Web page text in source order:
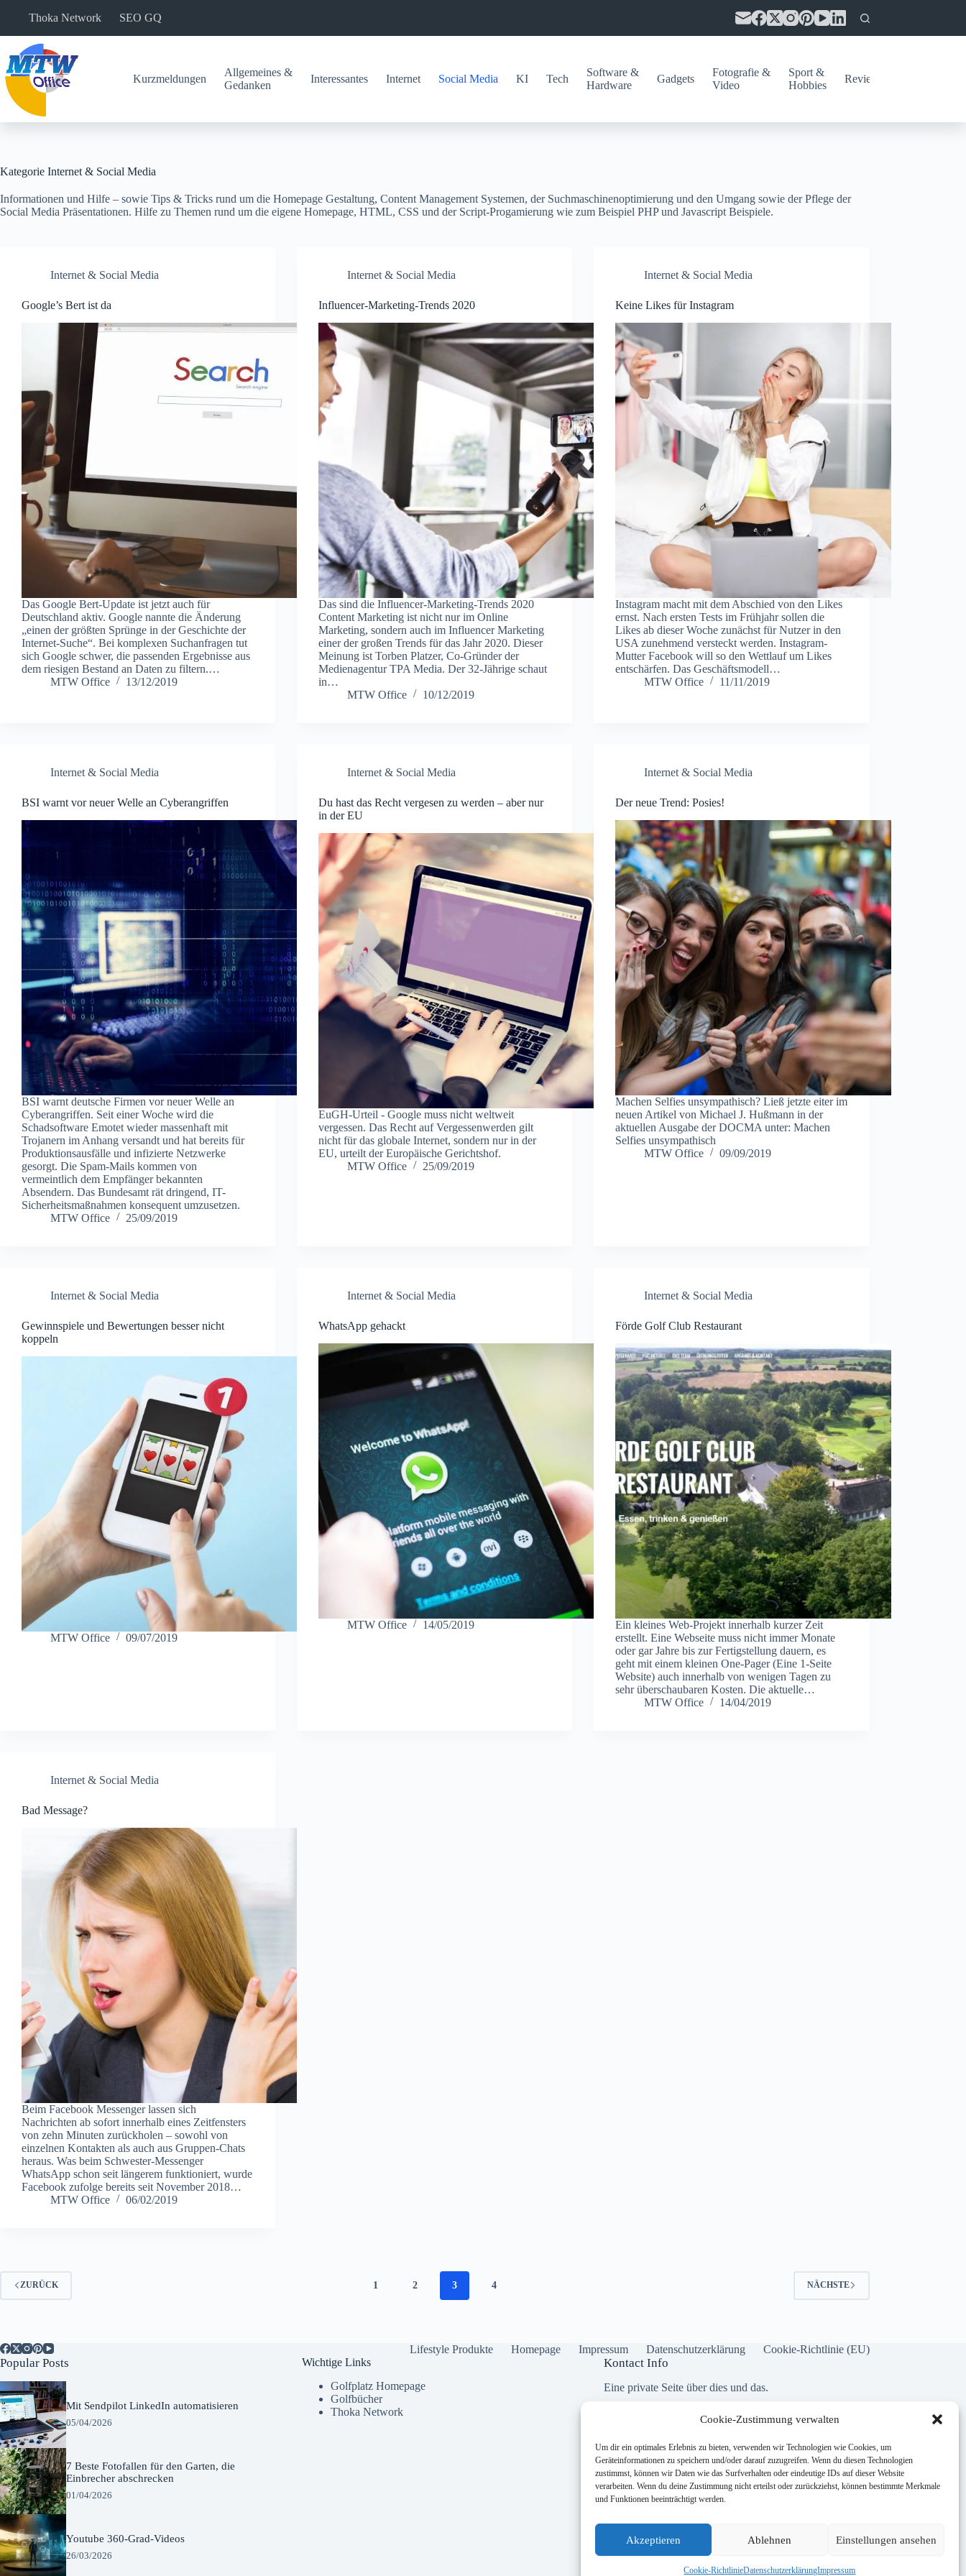
Cookie-Zustimmung verwalten
Um dir ein optimales Erlebnis zu bieten, verwenden wir Technologien wie Cookies, um
Geräteinformationen zu speichern und/oder darauf zuzugreifen. Wenn du diesen Technologien
zustimmst, können wir Daten wie das Surfverhalten oder eindeutige IDs auf dieser Website
verarbeiten. Wenn du deine Zustimmung nicht erteilst oder zurückziehst, können bestimmte Merkmale
und Funktionen beeinträchtigt werden.
Akzeptieren Ablehnen Einstellungen ansehen
Cookie-RichtlinieDatenschutzerklärungImpressum
Thoka Network SEO GQ
Kurzmeldungen
Allgemeines &
Gedanken
Interessantes Internet Social Media KI Tech
Software &
Hardware
Gadgets
Fotografie &
Video
Sport &
Hobbies
Reviews
Kategorie Internet & Social Media
Informationen und Hilfe – sowie Tips & Tricks rund um die Homepage Gestaltung, Content Management Systemen, der Suchmaschinenoptimierung und den Umgang sowie der Pflege der
Social Media Präsentationen. Hilfe zu Themen rund um die eigene Homepage, HTML, CSS und der Script-Progamierung wie zum Beispiel PHP und Javascript Beispiele.
Internet & Social Media
Google’s Bert ist da
Das Google Bert-Update ist jetzt auch für
Deutschland aktiv. Google nannte die Änderung
„einen der größten Sprünge in der Geschichte der
Internet-Suche“. Bei komplexen Suchanfragen tut
sich Google schwer, die passenden Ergebnisse aus
dem riesigen Bestand an Daten zu filtern.…
MTW Office
13/12/2019
Internet & Social Media
Influencer-Marketing-Trends 2020
Das sind die Influencer-Marketing-Trends 2020
Content Marketing ist nicht nur im Online
Marketing, sondern auch im Influencer Marketing
einer der großen Trends für das Jahr 2020. Dieser
Meinung ist Torben Platzer, Co-Gründer der
Medienagentur TPA Media. Der 32-Jährige schaut
in…
MTW Office
10/12/2019
Internet & Social Media
Keine Likes für Instagram
Instagram macht mit dem Abschied von den Likes
ernst. Nach ersten Tests im Frühjahr sollen die
Likes ab dieser Woche zunächst für Nutzer in den
USA zunehmend versteckt werden. Instagram-
Mutter Facebook will so den Wettlauf um Likes
entschärfen. Das Geschäftsmodell…
MTW Office
11/11/2019
Internet & Social Media
BSI warnt vor neuer Welle an Cyberangriffen
BSI warnt deutsche Firmen vor neuer Welle an
Cyberangriffen. Seit einer Woche wird die
Schadsoftware Emotet wieder massenhaft mit
Trojanern im Anhang versandt und hat bereits für
Produktionsausfälle und infizierte Netzwerke
gesorgt. Die Spam-Mails kommen von
vermeintlich dem Empfänger bekannten
Absendern. Das Bundesamt rät dringend, IT-
Sicherheitsmaßnahmen konsequent umzusetzen.
MTW Office
25/09/2019
Internet & Social Media
Du hast das Recht vergesen zu werden – aber nur
in der EU
EuGH-Urteil - Google muss nicht weltweit
vergessen. Das Recht auf Vergessenwerden gilt
nicht für das globale Internet, sondern nur in der
EU, urteilt der Europäische Gerichtshof.
MTW Office
25/09/2019
Internet & Social Media
Der neue Trend: Posies!
Machen Selfies unsympathisch? Ließ jetzte eiter im
neuen Artikel von Michael J. Hußmann in der
aktuellen Ausgabe der DOCMA unter: Machen
Selfies unsympathisch
MTW Office
09/09/2019
Internet & Social Media
Gewinnspiele und Bewertungen besser nicht
koppeln
MTW Office 09/07/2019
Internet & Social Media
WhatsApp gehackt
MTW Office 14/05/2019
Internet & Social Media
Förde Golf Club Restaurant
Ein kleines Web-Projekt innerhalb kurzer Zeit
erstellt. Eine Webseite muss nicht immer Monate
oder gar Jahre bis zur Fertigstellung dauern, es
geht mit einem kleinen One-Pager (Eine 1-Seite
Website) auch innerhalb von wenigen Tagen zu
sehr überschaubaren Kosten. Die aktuelle…
MTW Office
14/04/2019
Internet & Social Media
Bad Message?
Beim Facebook Messenger lassen sich
Nachrichten ab sofort innerhalb eines Zeitfensters
von zehn Minuten zurückholen – sowohl von
einzelnen Kontakten als auch aus Gruppen-Chats
heraus. Was beim Schwester-Messenger
WhatsApp schon seit längerem funktioniert, wurde
Facebook zufolge bereits seit November 2018…
MTW Office
06/02/2019
ZURÜCK 1 2 3 4 NÄCHSTE
Lifestyle Produkte Homepage Impressum Datenschutzerklärung Cookie-Richtlinie (EU)
Popular Posts
Mit Sendpilot LinkedIn automatisieren
05/04/2026
7 Beste Fotofallen für den Garten, die
Einbrecher abschrecken
01/04/2026
Youtube 360-Grad-Videos
26/03/2026
Wichtige Links
Golfplatz Homepage
Golfbücher
Thoka Network
Kontact Info
Eine private Seite über dies und das.
Addresse:
Phone:
04634 631166
Mobile:
151 400 526 25
MTW Office